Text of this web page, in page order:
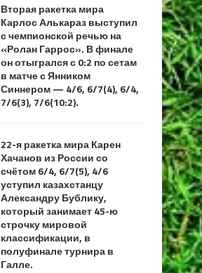
Вторая ракетка мира
Карлос Алькараз выступил
с чемпионской речью на
«Ролан Гаррос». В финале
он отыгрался с 0:2 по сетам
в матче с Янником
Синнером — 4/6, 6/7(4), 6/4,
7/6(3), 7/6(10:2).
22-я ракетка мира Карен
Хачанов из России со
счётом 6/4, 6/7(5), 4/6
уступил казахстанцу
Александру Бублику,
который занимает 45-ю
строчку мировой
классификации, в
полуфинале турнира в
Галле.